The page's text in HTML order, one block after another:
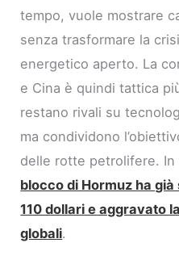
tempo, vuole mostrare
senza trasformare la
energetico aperto. La
e Cina è quindi tattica
restano rivali su
ma condividono
delle rotte petrolifere.
blocco di Hormuz ha
110 dollari e aggravato
globali.